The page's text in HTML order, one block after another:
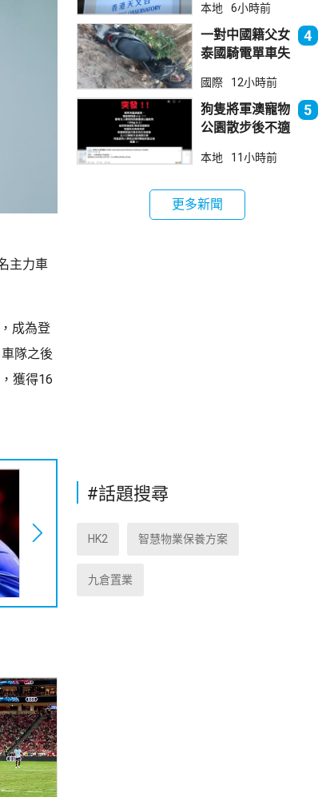
主力車
成為登
隊之後
獲得16
本港直接威脅不
大
本地 6小時前
一對中國籍父女
泰國騎電單車失
傷
4
國際 12小時前
狗隻將軍澳寵物
公園散步後不適
跟進
5
本地 11小時前
更多新聞
#話題搜尋
HK2 智慧物業保養方案
九倉置業